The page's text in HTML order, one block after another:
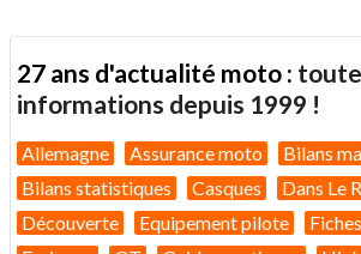
27 ans d'actualité moto :
informations depuis 1999 !
Allemagne Assurance moto
Bilans
Bilans statistiques
Casques
Dans Le
Découverte
Equipement pilote